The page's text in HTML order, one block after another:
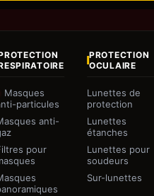
Masques
particules
anti-
pour
PROTECTION
OCULAIRE
Lunettes de
protection
Lunettes
étanches
Lunettes pour
soudeurs
Sur-lunettes